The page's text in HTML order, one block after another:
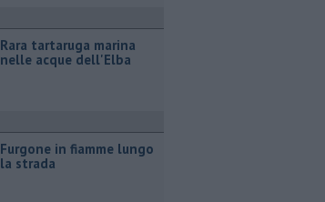
Rara tartaruga marina
nelle acque dell'Elba
Furgone in fiamme lungo
la strada